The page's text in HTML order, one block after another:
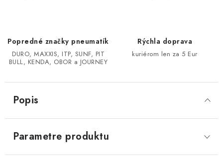
LINHAI 400/500/M550/650
TGB BLADE 600/1000 LT LTX
SEGWAY SNARLER AT6 AT5
Podmienky ochrany osobných údajov
Všeobecné obchodné podmienky
Popredné značky pneumatík
DURO, MAXXIS, ITP, SUNF, PIT
BULL, KENDA, OBOR a JOURNEY
Rýchla doprava
kuriérom len za 5 Eur
Popis
Parametre produktu